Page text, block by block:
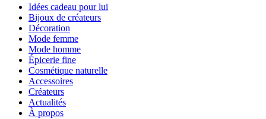
Idées cadeau pour lui
Bijoux de créateurs
Décoration
Mode femme
Mode homme
Épicerie fine
Cosmétique naturelle
Accessoires
Créateurs
Actualités
À propos